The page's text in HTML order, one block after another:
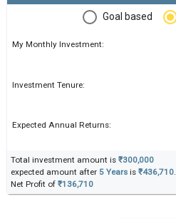
Goal based
My Monthly Investment:
Investment Tenure:
Expected Annual Returns:
Total investment amount is ₹300,000
expected amount after 5 Years is ₹436,710.
Net Profit of ₹136,710